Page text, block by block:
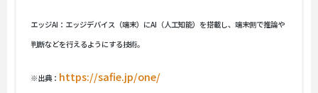
エッジAI：エッジデバイス（端末）にAI（人工知能）を搭載し、端末側で推論や
判断などを行えるようにする技術。
※出典： https://safie.jp/one/